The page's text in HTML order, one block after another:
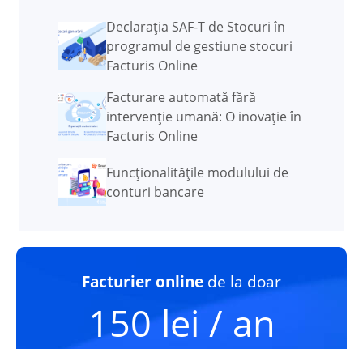
Declarația SAF-T de Stocuri în
programul de gestiune stocuri
Facturis Online
Facturare automată fără
intervenție umană: O inovație în
Facturis Online
Funcţionalităţile modulului de
conturi bancare
Facturier online de la doar
150 lei / an